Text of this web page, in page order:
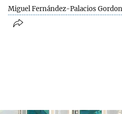
Miguel Fernández-Palacios Gordon